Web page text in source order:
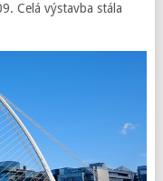
Celá výstavba stála